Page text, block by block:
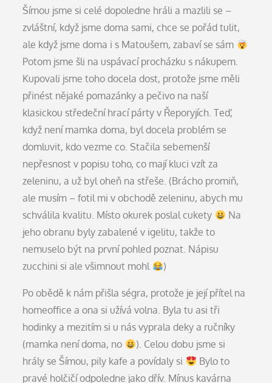
Šímou jsme si celé dopoledne hráli a mazlili se –
zvláštní, když jsme doma sami, chce se pořád tulit,
ale když jsme doma i s Matoušem, zabaví se sám
Potom jsme šli na uspávací procházku s nákupem.
Kupovali jsme toho docela dost, protože jsme měli
přinést nějaké pomazánky a pečivo na naší
klasickou středeční hrací párty v Řeporyjích. Teď,
když není mamka doma, byl docela problém se
domluvit, kdo vezme co. Stačila sebemenší
nepřesnost v popisu toho, co mají kluci vzít za
zeleninu, a už byl oheň na střeše. (Brácho promiň,
ale musím – fotil mi v obchodě zeleninu, abych mu
schválila kvalitu. Místo okurek poslal cukety
Na
jeho obranu byly zabalené v igelitu, takže to
nemuselo být na první pohled poznat. Nápisu
zucchini si ale všimnout mohl
)
Po obědě k nám přišla ségra, protože je její přítel na
homeoffice a ona si užívá volna. Byla tu asi tři
hodinky a mezitím si u nás vyprala deky a ručníky
(mamka není doma, no
). Celou dobu jsme si
hrály se Šímou, pily kafe a povídaly si
Bylo to
pravé holčičí odpoledne jako dřív. Mínus kavárna